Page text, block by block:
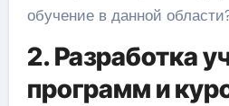
обучение в данной
2. Разработка
программ и